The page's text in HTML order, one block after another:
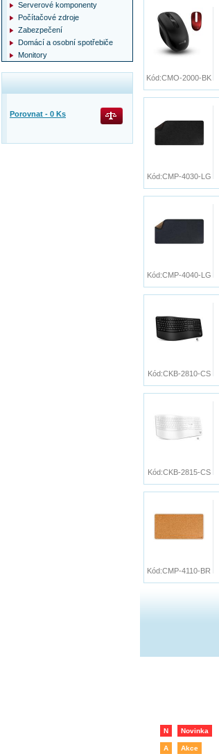
Kód:CMO-2000-BK
Kód:CMP-4030-LG
Kód:CMP-4040-LG
Kód:CKB-2810-CS
Kód:CKB-2815-CS
Kód:CMP-4110-BR
N Novinka
A Akce
Serverové komponenty
Počítačové zdroje
Zabezpečení
Domácí a osobní spotřebiče
Monitory
Porovnat - 0 Ks